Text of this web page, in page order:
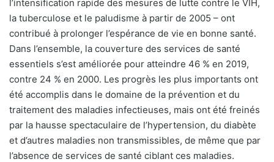
l’intensification rapide des mesures de lutte contre le VIH,
la tuberculose et le paludisme à partir de 2005 – ont
contribué à prolonger l’espérance de vie en bonne santé.
Dans l’ensemble, la couverture des services de santé
essentiels s’est améliorée pour atteindre 46 % en 2019,
contre 24 % en 2000. Les progrès les plus importants ont
été accomplis dans le domaine de la prévention et du
traitement des maladies infectieuses, mais ont été freinés
par la hausse spectaculaire de l’hypertension, du diabète
et d’autres maladies non transmissibles, de même que par
l’absence de services de santé ciblant ces maladies.